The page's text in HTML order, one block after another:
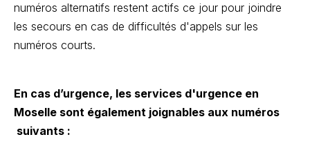
numéros alternatifs restent actifs ce jour pour joindre
les secours en cas de difficultés d'appels sur les
numéros courts.
En cas d’urgence, les services d'urgence en
Moselle sont également joignables aux numéros
suivants :